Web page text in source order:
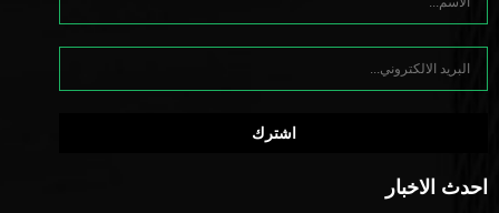
احدث الاخبار